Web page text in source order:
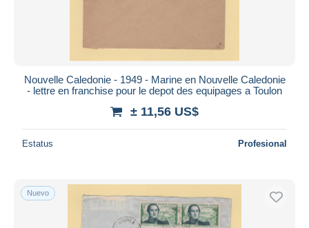
Nouvelle Caledonie - 1949 - Marine en Nouvelle Caledonie
- lettre en franchise pour le depot des equipages a Toulon
± 11,56 US$
Estatus Profesional
Nuevo